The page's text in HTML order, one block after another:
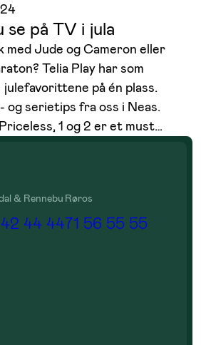
på TV i jula
med Jude og Cameron eller
Telia Play har som
julefavorittene på én plass.
og serietips fra oss i Neas.
1 og 2 er et must…
& Rennebu
44 44
Røros
71 56 55 55